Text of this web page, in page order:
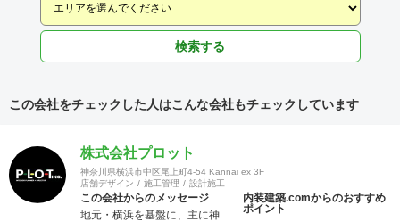
検索する
この会社をチェックした人はこんな会社もチェックしています
株式会社プロット
神奈川県横浜市中区尾上町4-54 Kannai ex 3F
店舗デザイン
施工管理 設計施工
この会社からのメッセージ
地元・横浜を基盤に、主に神
内装建築.comからのおすすめ
ポイント